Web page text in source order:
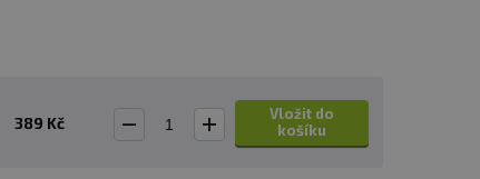
389 Kč
Vložit do
košíku